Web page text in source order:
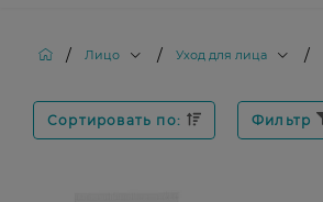
/ Лицо / Уход для лица /
Сортировать по: Фильтр